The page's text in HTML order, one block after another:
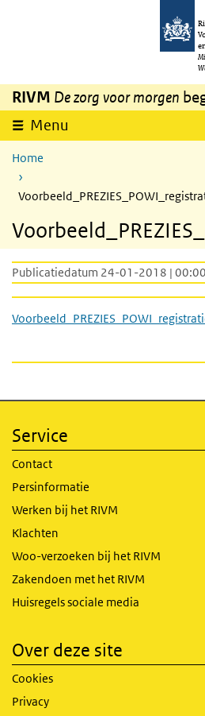
Overslaan en naar de inhoud gaan
RIVM De zorg voor morgen
Menu
Home
Publicatiedatum 24-01-2018 | 00:00
Service
Contact
Persinformatie
Werken bij het RIVM
Klachten
Woo-verzoeken bij het RIVM
Zakendoen met het RIVM
Huisregels sociale media
Over deze site
Cookies
Privacy